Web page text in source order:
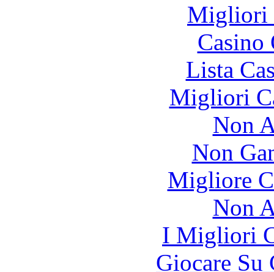
Migliori
Lista
Migliori
Non
Non
Migliore
Non
I Migliori
Giocare Su